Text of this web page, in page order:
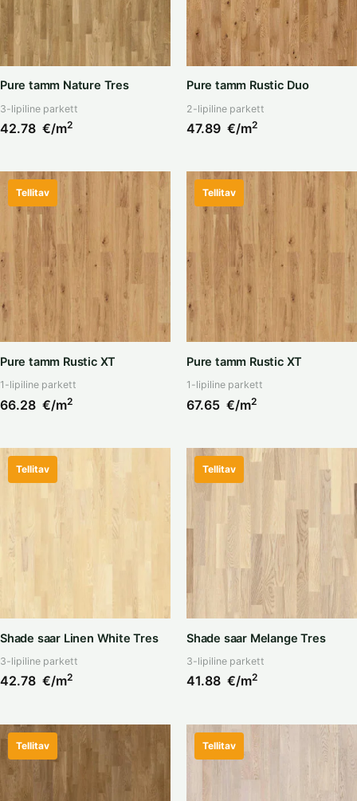
Pure tamm Nature Tres
3-lipiline parkett
42.78 €/m2
Pure tamm Rustic Duo
2-lipiline parkett
47.89 €/m2
Tellitav
Pure tamm Rustic XT
1-lipiline parkett
66.28 €/m2
Tellitav
Pure tamm Rustic XT
1-lipiline parkett
67.65 €/m2
Tellitav
Shade saar Linen White Tres
3-lipiline parkett
42.78 €/m2
Tellitav
Shade saar Melange Tres
3-lipiline parkett
41.88 €/m2
Tellitav Tellitav